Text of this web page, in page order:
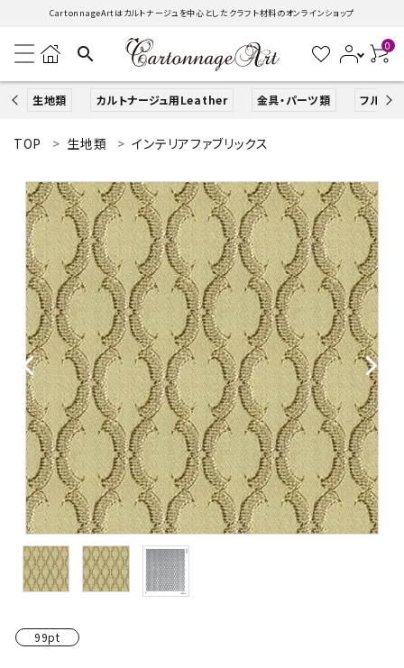
CartonnageArtはカルトナージュを中心としたクラフト材料のオンラインショップ
search 0
生地類 カルトナージュ用Leather 金具・パーツ類 フルキッ
search
ACCOUNT MENU
ようこそ ゲスト 様
ログイン 新規会員登録
生地類
カルトナージュLeather用
金具・パーツ類
フルキット
Jolipapier
デコレーション材料
基本材料
TOP 生地類 インテリアファブリックス
99pt